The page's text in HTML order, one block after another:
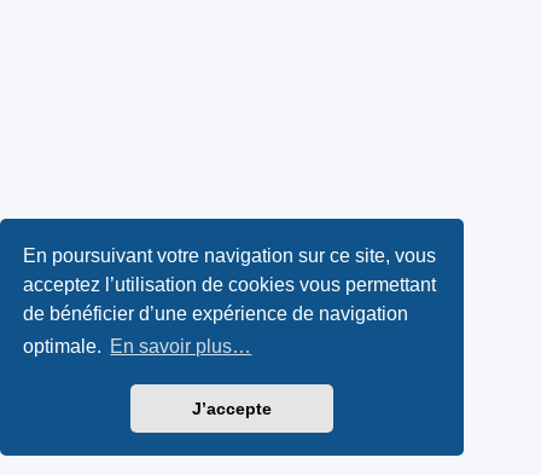
En poursuivant votre navigation sur ce site, vous
acceptez l’utilisation de cookies vous permettant
de bénéficier d’une expérience de navigation
optimale. En savoir plus…
J’accepte